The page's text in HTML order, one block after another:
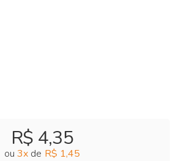
R$ 4,35
ou 3x de R$ 1,45